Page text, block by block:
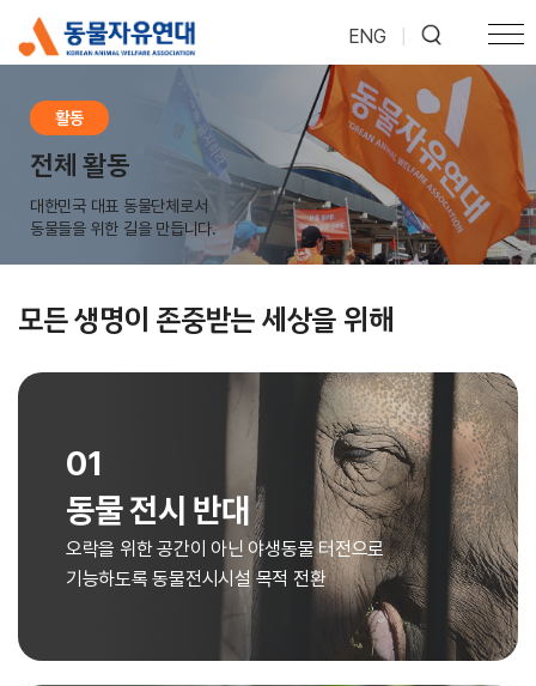
ENG
활동
전체 활동
대한민국 대표 동물단체로서
동물들을 위한 길을 만듭니다.
모든 생명이 존중받는 세상을 위해
01
동물 전시 반대
오락을 위한 공간이 아닌 야생동물 터전으로
기능하도록 동물전시시설 목적 전환